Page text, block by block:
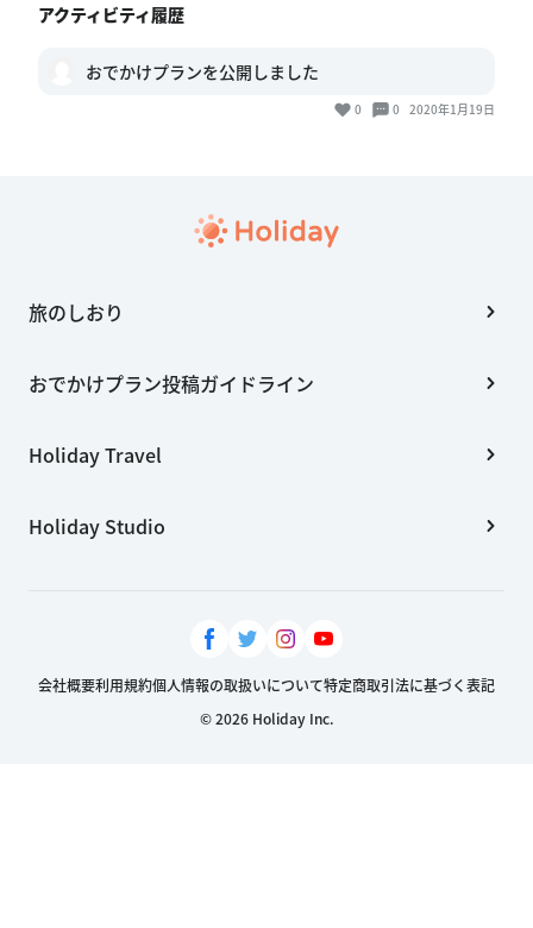
アクティビティ履歴
おでかけプランを公開しました
0 0 2020年1月19日
旅のしおり
おでかけプラン投稿ガイドライン
Holiday Travel
Holiday Studio
会社概要利用規約個人情報の取扱いについて特定商取引法に基づく表記
© 2026 Holiday Inc.